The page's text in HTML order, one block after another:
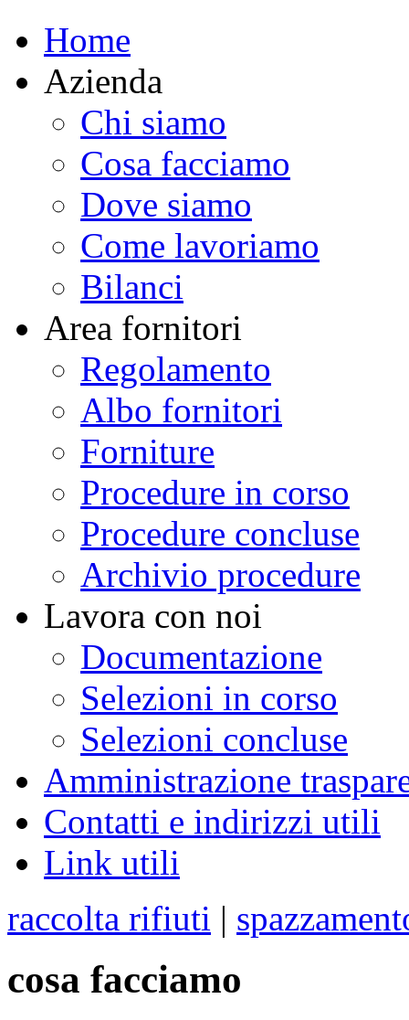
Home
Azienda
Chi siamo
Cosa facciamo
Dove siamo
Come lavoriamo
Bilanci
Area fornitori
Regolamento
Albo fornitori
Forniture
Procedure in corso
Procedure concluse
Archivio procedure
Lavora con noi
Documentazione
Selezioni in corso
Selezioni concluse
Amministrazione
Contatti e indirizzi utili
Link utili
raccolta rifiuti |
cosa facciamo